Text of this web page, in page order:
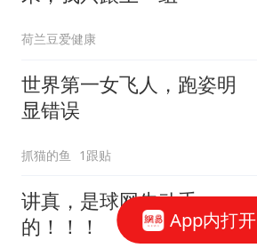
荷兰豆爱健康
世界第一女飞人，跑姿明
显错误
抓猫的鱼 1跟贴
讲真，是球网先动手
的！！！
App内打开